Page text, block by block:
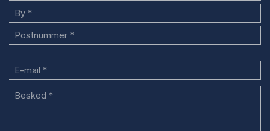
By
Postnummer